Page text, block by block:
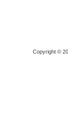
Copyright ©